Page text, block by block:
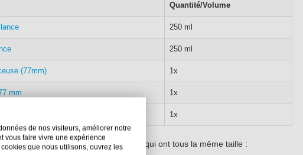
Quantité/Volume
250 ml
250 ml
(77mm) 1x
mm 1x
1x
l’ensemble avec les produits suivants, qui ont tous la même taille :
de nos visiteurs, améliorer notre
vous faire vivre une expérience
que nous utilisons, ouvrez les